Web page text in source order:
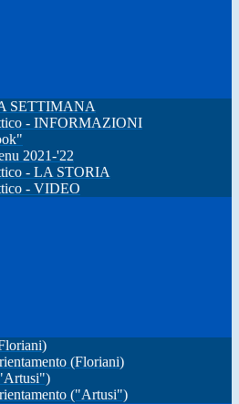
SETTIMANA
- INFORMAZIONI
2021-'22
- LA STORIA
- VIDEO
(Floriani)
("Artusi")